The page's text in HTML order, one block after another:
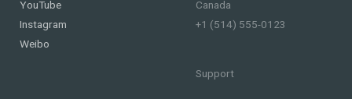
YouTube
Instagram
Weibo
Canada
+1 (514) 555-0123
Support